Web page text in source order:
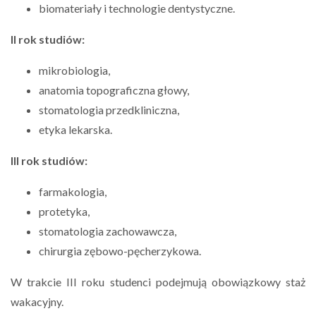
biomateriały i technologie dentystyczne.
II rok studiów:
mikrobiologia,
anatomia topograficzna głowy,
stomatologia przedkliniczna,
etyka lekarska.
III rok studiów:
farmakologia,
protetyka,
stomatologia zachowawcza,
chirurgia zębowo-pęcherzykowa.
W trakcie III roku studenci podejmują obowiązkowy staż
wakacyjny.